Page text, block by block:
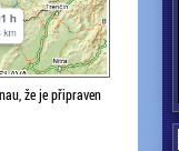
že je připraven